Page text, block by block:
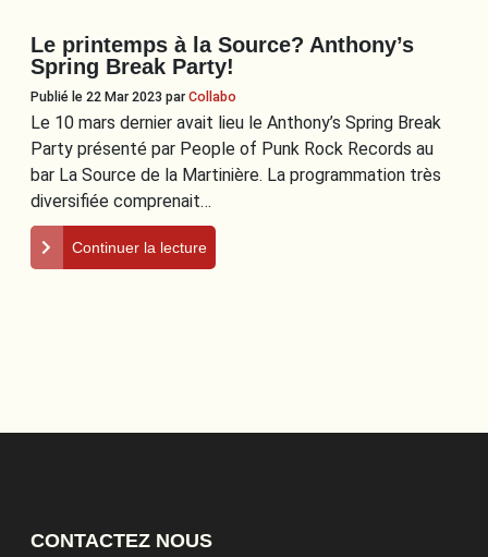
Le printemps à la Source? Anthony’s
Spring Break Party!
Publié le 22 Mar 2023 parCollabo
Le 10 mars dernier avait lieu le Anthony’s Spring Break
Party présenté par People of Punk Rock Records au
bar La Source de la Martinière. La programmation très
diversifiée comprenait…
Continuer la lecture
CONTACTEZ NOUS